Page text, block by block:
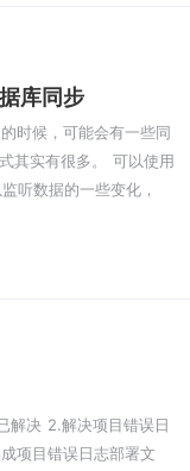
库同步
时候，可能会有一些同
其实有很多。 可以使用
听数据的一些变化，
解决 2.解决项目错误日
项目错误日志部署文